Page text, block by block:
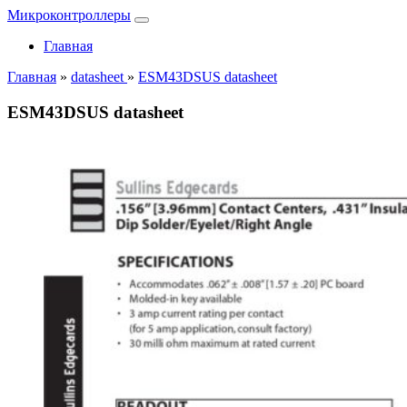
Микроконтроллеры
Главная
Главная » datasheet » ESM43DSUS datasheet
ESM43DSUS datasheet